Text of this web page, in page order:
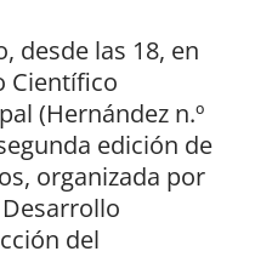
desde las 18, en
Científico
(Hernández n.º
edición de
organizada por
del